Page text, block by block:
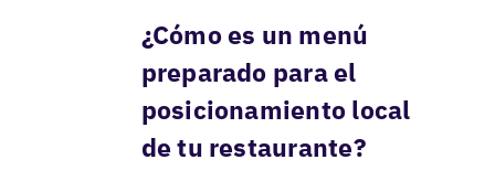
¿Cómo es un menú
preparado para el
posicionamiento local
de tu restaurante?